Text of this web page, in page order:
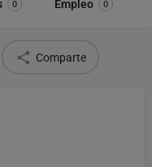
0 Empleo 0
Comparte